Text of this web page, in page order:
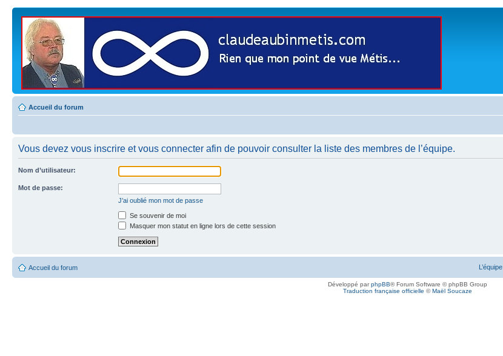
Accueil du forum
Vous devez vous inscrire et vous connecter afin de pouvoir consulter la liste des membres de l’équipe.
Nom d’utilisateur:
Mot de passe:
J’ai oublié mon mot de passe
Se souvenir de moi
Masquer mon statut en ligne lors de cette session
Accueil du forum L’équipe
Développé parphpBB® Forum Software © phpBB Group
Traduction française officielle ©Maël Soucaze